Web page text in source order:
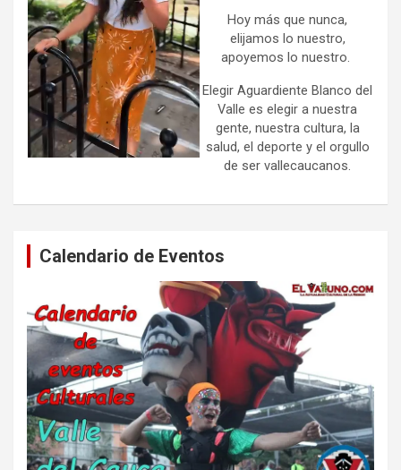
Hoy más que nunca,
elijamos lo nuestro,
apoyemos lo nuestro.
Elegir Aguardiente Blanco del
Valle es elegir a nuestra
gente, nuestra cultura, la
salud, el deporte y el orgullo
de ser vallecaucanos.
Calendario de Eventos